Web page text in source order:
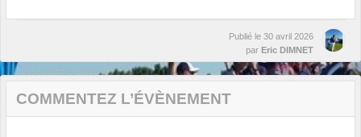
Publié le 30 avril 2026
par Eric DIMNET
COMMENTEZ L’ÉVÈNEMENT